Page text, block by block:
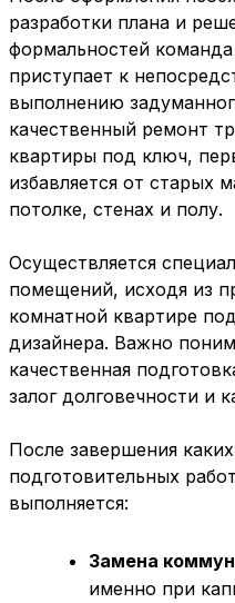
разработки плана и
формальностей
приступает к
выполнению
качественный ремонт
квартиры под ключ,
избавляется от старых
потолке, стенах и полу.
Осуществляется
помещений, исходя из
комнатной квартире
дизайнера. Важно
качественная
залог долговечности и
После завершения
подготовительных
выполняется:
Замена
именно при